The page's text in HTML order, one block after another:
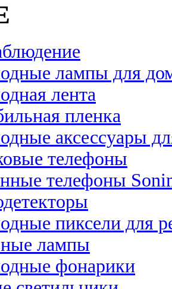
лампы для
лента
пленка
аксессуары
телефоны
телефоны
пиксели для
лампы
фонарики